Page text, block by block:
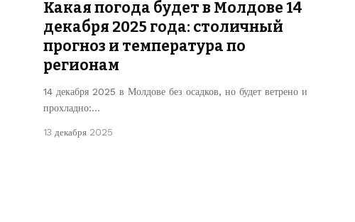
Какая погода будет в Молдове 14
декабря 2025 года: столичный
прогноз и температура по
регионам
14 декабря 2025 в Молдове без осадков, но будет ветрено и
прохладно:…
13 декабря 2025